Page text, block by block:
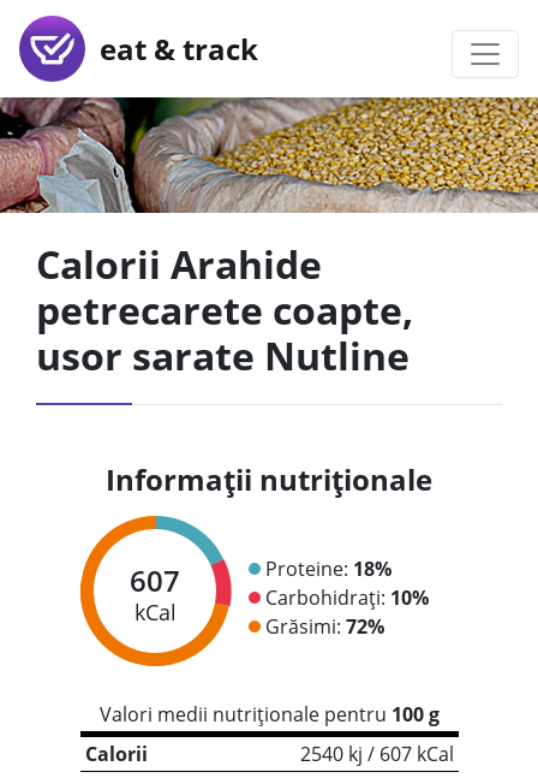
eat & track
Calorii Arahide
petrecarete coapte,
usor sarate Nutline
Informații nutriționale
607
kCal
Proteine: 18%
Carbohidrați: 10%
Grăsimi: 72%
Valori medii nutriționale pentru 100 g
Calorii
2540 kj / 607 kCal